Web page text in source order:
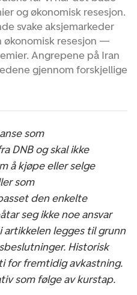
og økonomisk resesjon.
svake aksjemarkeder
økonomisk resesjon —
Angrepene på Iran
gjennom forskjellige
som
DNB og skal ikke
å kjøpe eller selge
som
den enkelte
seg ikke noe ansvar
legges til grunn
Historisk
for fremtidig avkastning.
som følge av kurstap.